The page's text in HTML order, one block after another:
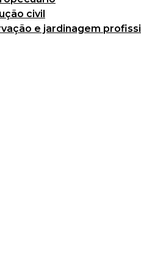
civil
e jardinagem